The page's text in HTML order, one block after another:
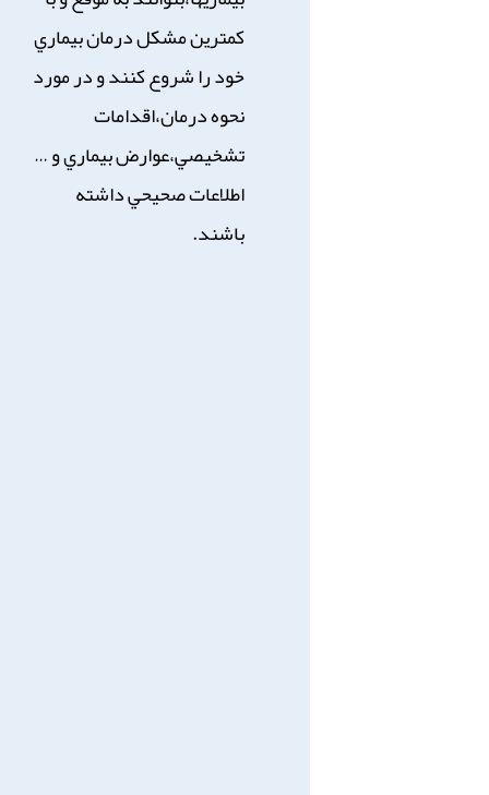
كمترين مشكل درمان بيماري
خود را شروع كنند و در مورد
نحوه درمان،اقدامات
تشخيصي،عوارض بيماري و …
اطلاعات صحيحي داشته
باشند.